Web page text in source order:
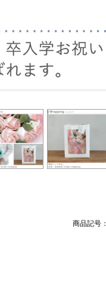
商品記号：